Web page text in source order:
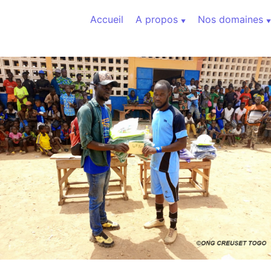
Accueil
A propos Nos domaines